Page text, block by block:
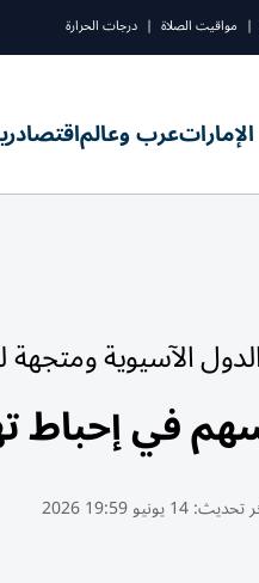
| مواقيت الصلاة | درجات الحرارة
الإماراتعرب وعالماقتصاد
الآسيوية ومتجهة
تهريب 1.3 طن
تحديث:14 يونيو 19:59 2026